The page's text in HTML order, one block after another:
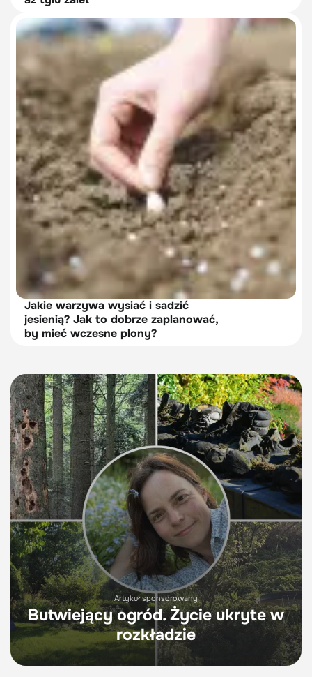
Jakie warzywa wysiać i sadzić
jesienią? Jak to dobrze zaplanować,
by mieć wczesne plony?
Artykuł sponsorowany
Butwiejący ogród. Życie ukryte w
rozkładzie